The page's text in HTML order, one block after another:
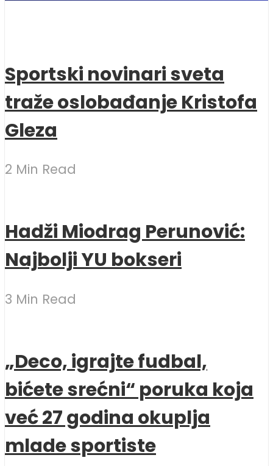
Sportski novinari sveta
traže oslobađanje Kristofa
Gleza
2 Min Read
Hadži Miodrag Perunović:
Najbolji YU bokseri
3 Min Read
„Deco, igrajte fudbal,
bićete srećni“ poruka koja
već 27 godina okuplja
mlade sportiste